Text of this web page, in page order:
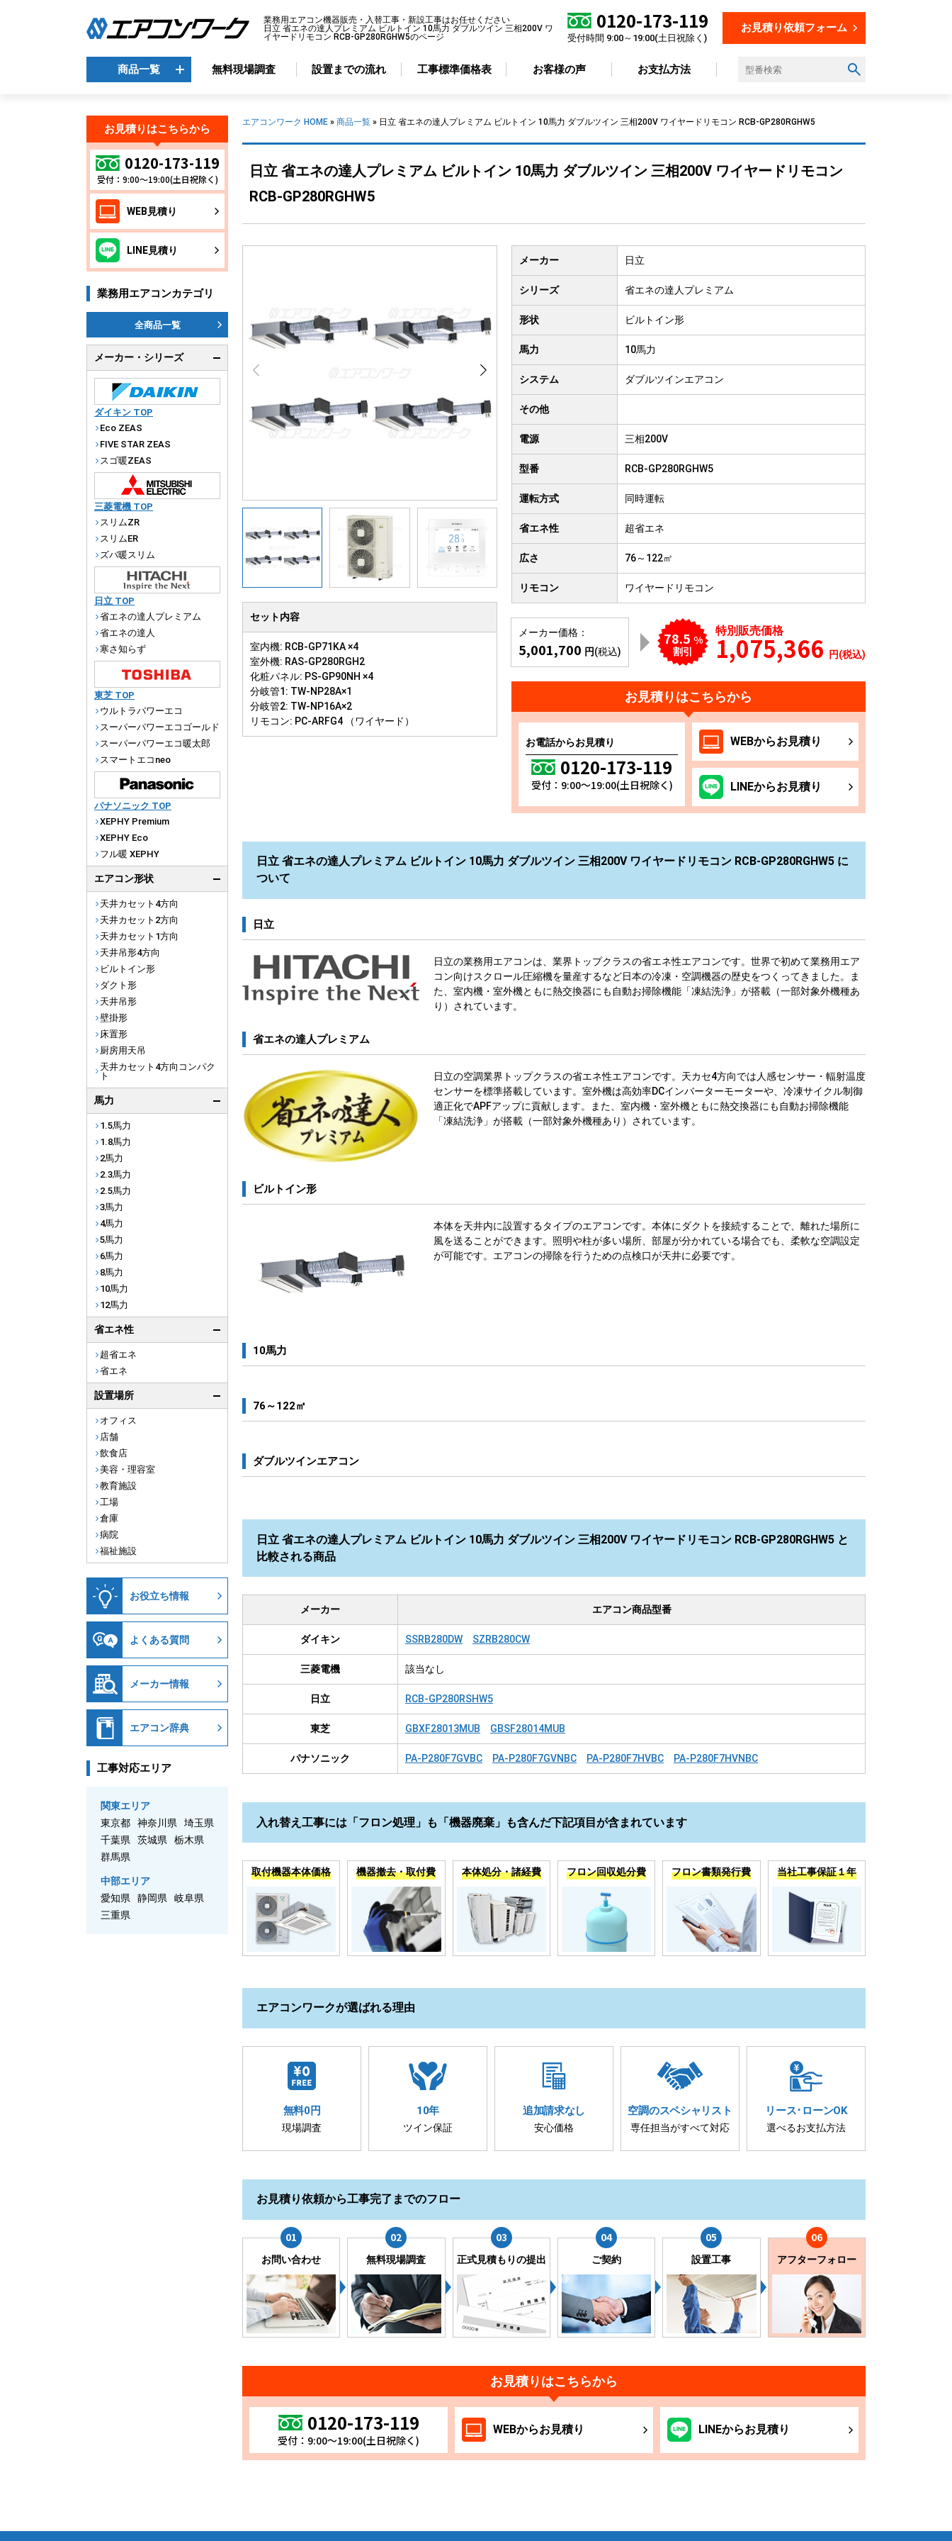
業務用エアコン機器販売・入替工事・新設工事はお任せください
日立 省エネの達人プレミアム ビルトイン 10馬力 ダブルツイン 三相200V ワ
イヤードリモコン RCB-GP280RGHW5のページ
0120-173-119
受付時間 9:00～19:00(土日祝除く)
お見積り依頼フォーム
商品一覧
商品一覧
メーカーから選ぶ
ダイキン
三菱電機
日立
東芝
パナソニック
天井カセット 4方向
天井カセット2方向
天井カセット1方向
ダクト形
天井吊り形
4方向
飲食店
美容・理容室
工場
倉庫
無料現場調査 設置までの流れ 工事標準価格表 お客様の声 お支払方法
エアコンワーク HOME » 商品一覧 » 日立 省エネの達人プレミアム ビルトイン 10馬力 ダブルツイン 三相200V ワイヤードリモコン RCB-GP280RGHW5
日立 省エネの達人プレミアム ビルトイン 10馬力 ダブルツイン 三相200V ワイヤードリモコン
RCB-GP280RGHW5
セット内容
室内機: RCB-GP71KA ×4
室外機: RAS-GP280RGH2
化粧パネル: PS-GP90NH ×4
分岐管1: TW-NP28A×1
分岐管2: TW-NP16A×2
リモコン: PC-ARFG4 （ワイヤード）
メーカー 日立
シリーズ 省エネの達人プレミアム
形状 ビルトイン形
馬力 10馬力
システム ダブルツインエアコン
その他
電源 三相200V
型番 RCB-GP280RGHW5
運転方式 同時運転
省エネ性 超省エネ
広さ 76～122㎡
リモコン ワイヤードリモコン
メーカー価格：
5,001,700 円(税込)
78.5 %
割引
特別販売価格
1,075,366 円(税込)
お見積りはこちらから
お電話からお見積り
0120-173-119
受付：9:00～19:00(土日祝除く)
WEBからお見積り
LINEからお見積り
日立 省エネの達人プレミアム ビルトイン 10馬力 ダブルツイン 三相200V ワイヤードリモコン RCB-GP280RGHW5 に
ついて
日立
日立の業務用エアコンは、業界トップクラスの省エネ性エアコンです。世界で初めて業務用エア
コン向けスクロール圧縮機を量産するなど日本の冷凍・空調機器の歴史をつくってきました。ま
た、室内機・室外機ともに熱交換器にも自動お掃除機能「凍結洗浄」が搭載（一部対象外機種あ
り）されています。
省エネの達人プレミアム
日立の空調業界トップクラスの省エネ性エアコンです。天カセ4方向では人感センサー・輻射温度
センサーを標準搭載しています。室外機は高効率DCインバーターモーターや、冷凍サイクル制御
適正化でAPFアップに貢献します。また、室内機・室外機ともに熱交換器にも自動お掃除機能
「凍結洗浄」が搭載（一部対象外機種あり）されています。
ビルトイン形
本体を天井内に設置するタイプのエアコンです。本体にダクトを接続することで、離れた場所に
風を送ることができます。照明や柱が多い場所、部屋が分かれている場合でも、柔軟な空調設定
が可能です。エアコンの掃除を行うための点検口が天井に必要です。
10馬力
76～122㎡
ダブルツインエアコン
日立 省エネの達人プレミアム ビルトイン 10馬力 ダブルツイン 三相200V ワイヤードリモコン RCB-GP280RGHW5 と
比較される商品
メーカー エアコン商品型番
ダイキン SSRB280DW SZRB280CW
三菱電機 該当なし
日立 RCB-GP280RSHW5
東芝 GBXF28013MUB GBSF28014MUB
パナソニック PA-P280F7GVBC PA-P280F7GVNBC PA-P280F7HVBC PA-P280F7HVNBC
入れ替え工事には「フロン処理」も「機器廃棄」も含んだ下記項目が含まれています
取付機器本体価格 機器撤去・取付費 本体処分・諸経費 フロン回収処分費 フロン書類発行費 当社工事保証１年
エアコンワークが選ばれる理由
無料0円
現場調査
10年
ツイン保証
追加請求なし
安心価格
空調のスペシャリスト
専任担当がすべて対応
リース･ ローンOK
選べるお支払方法
お見積り依頼から工事完了までのフロー
お問い合わせ 無料現場調査 正式見積もりの提出 ご契約 設置工事 アフターフォロー
お見積りはこちらから
0120-173-119
受付：9:00～19:00(土日祝除く)
WEBからお見積り LINEからお見積り
お見積りはこちらから
0120-173-119
受付：9:00～19:00(土日祝除く)
WEB見積り
LINE見積り
業務用エアコンカテゴリ
全商品一覧
メーカー・シリーズ
ダイキン TOP
Eco ZEAS
FIVE STAR ZEAS
スゴ暖ZEAS
三菱電機 TOP
スリムZR
スリムER
ズバ暖スリム
日立 TOP
省エネの達人プレミアム
省エネの達人
寒さ知らず
東芝 TOP
ウルトラパワーエコ
スーパーパワーエコゴールド
スーパーパワーエコ暖太郎
スマートエコneo
パナソニック TOP
XEPHY Premium
XEPHY Eco
フル暖 XEPHY
エアコン形状
天井カセット4方向
天井カセット2方向
天井カセット1方向
天井吊形4方向
ビルトイン形
ダクト形
天井吊形
壁掛形
床置形
厨房用天吊
天井カセット4方向コンパク
ト
馬力
1.5馬力
1.8馬力
2馬力
2.3馬力
2.5馬力
3馬力
4馬力
5馬力
6馬力
8馬力
10馬力
12馬力
省エネ性
超省エネ
省エネ
設置場所
オフィス
店舗
飲食店
美容・理容室
教育施設
工場
倉庫
病院
福祉施設
お役立ち情報
よくある質問
メーカー情報
エアコン辞典
工事対応エリア
関東エリア
東京都
神奈川県
埼玉県
千葉県
茨城県
栃木県
群馬県
中部エリア
愛知県
静岡県
岐阜県
三重県